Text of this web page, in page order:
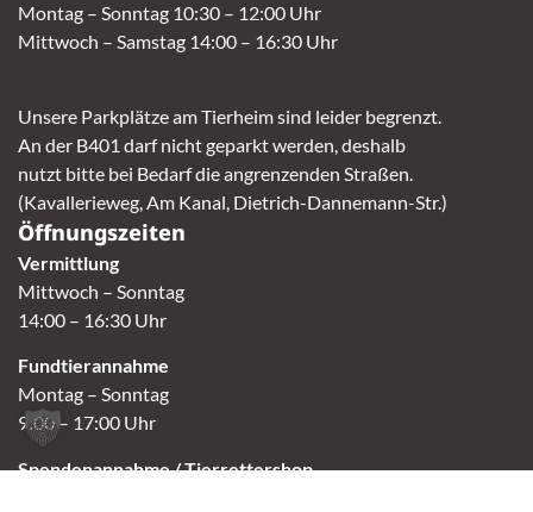
Montag – Sonntag 10:30 – 12:00 Uhr
Mittwoch – Samstag 14:00 – 16:30 Uhr
Unsere Parkplätze am Tierheim sind leider begrenzt.
An der B401 darf nicht geparkt werden, deshalb
nutzt bitte bei Bedarf die angrenzenden Straßen.
(Kavallerieweg, Am Kanal, Dietrich-Dannemann-Str.)
Öffnungszeiten
Vermittlung
Mittwoch – Sonntag
14:00 – 16:30 Uhr
Fundtierannahme
Montag – Sonntag
9:00 – 17:00 Uhr
Spendenannahme / Tierrettershop